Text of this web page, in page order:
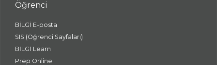
Öğrenci
BİLGİ E-posta
SIS (Öğrenci Sayfaları)
BİLGİ Learn
Prep Online